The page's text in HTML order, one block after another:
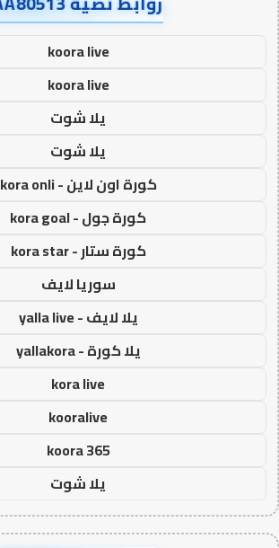
koora live
koora live
يلا شوت
يلا شوت
كورة اون لاين - kora onli
كورة جول - kora goal
كورة ستار - kora star
سوريا لايف
يلا لايف - yalla live
يلا كورة - yallakora
kora live
kooralive
koora 365
يلا شوت